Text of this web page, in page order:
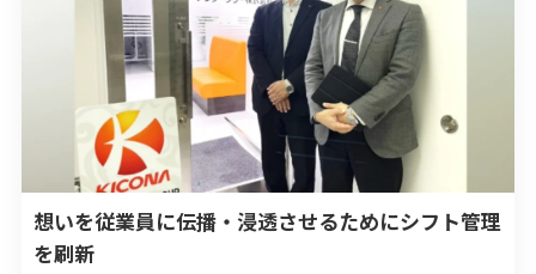
想いを従業員に伝播・浸透させるためにシフト管理
を刷新